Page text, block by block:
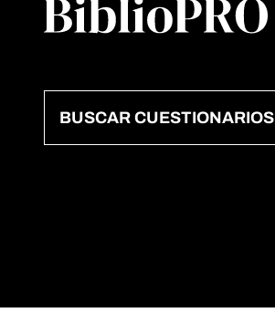
BUSCAR CUESTIONARIOS